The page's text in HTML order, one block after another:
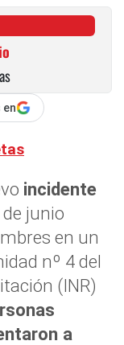
en
incidente
junio
en un
nº 4 del
(INR)
a